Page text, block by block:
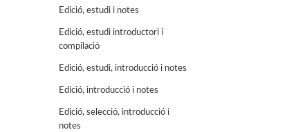
Edició, estudi i notes
Edició, estudi introductori i
compilació
Edició, estudi, introducció i notes
Edició, introducció i notes
Edició, selecció, introducció i
notes